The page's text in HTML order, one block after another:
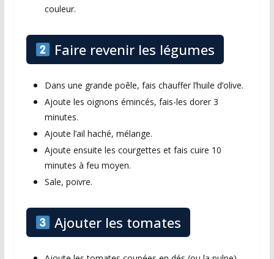
couleur.
Faire revenir les légumes
Dans une grande poêle, fais chauffer l’huile d’olive.
Ajoute les oignons émincés, fais-les dorer 3
minutes.
Ajoute l’ail haché, mélange.
Ajoute ensuite les courgettes et fais cuire 10
minutes à feu moyen.
Sale, poivre.
Ajouter les tomates